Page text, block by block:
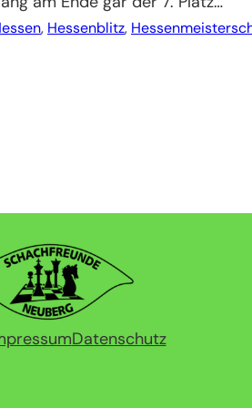
, Hessenblitz,
Datenschutz